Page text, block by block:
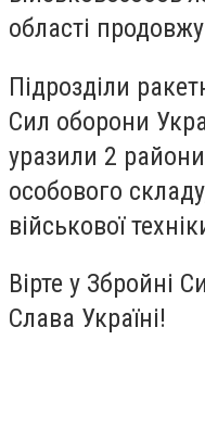
області
Підрозділи
Сил оборони
уразили 2
особового
військової
Вірте у Збройні
Слава Україні!